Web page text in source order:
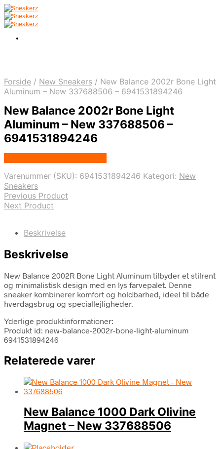
Forside / New Sneakers / New Balance 2002r Bone Light
Aluminum – New 337688506 – 6941531894246
New Balance 2002r Bone Light
Aluminum – New 337688506 –
6941531894246
Varenummer (SKU): 6941531894246 Kategori: New
Sneakers
Previous Product
Next Product
Beskrivelse
Beskrivelse
New Balance 2002R Bone Light Aluminum tilbyder et stilrent
og minimalistisk design med en lys farvepalet. Denne
sneaker kombinerer komfort og holdbarhed, ideel til både
hverdagsbrug og speciallejligheder.
Yderlige produktinformationer:
Produkt id: new-balance-2002r-bone-light-aluminum
6941531894246
Relaterede varer
New Balance 1000 Dark Olivine
Magnet – New 337688506